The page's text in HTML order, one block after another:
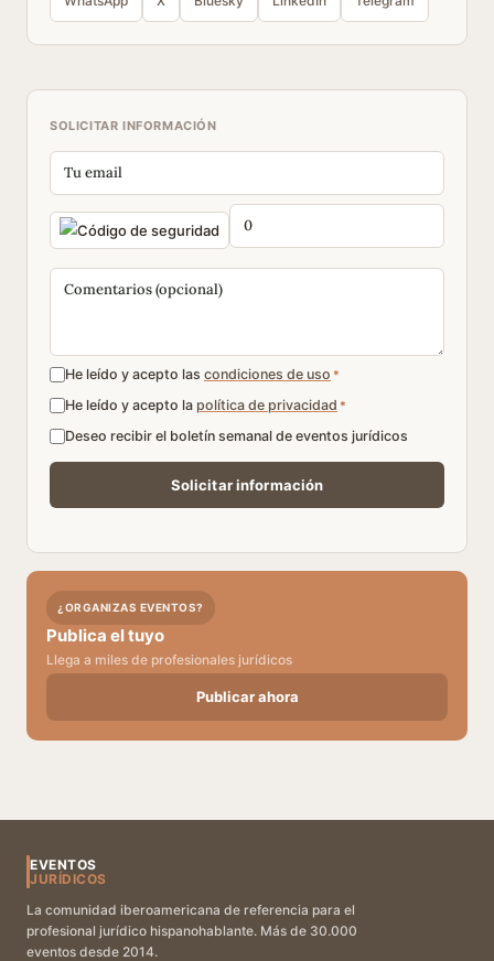
SOLICITAR INFORMACIÓN
He leído y acepto las condiciones de uso *
He leído y acepto la política de privacidad *
Deseo recibir el boletín semanal de eventos jurídicos
¿ORGANIZAS EVENTOS?
Publica el tuyo
Llega a miles de profesionales jurídicos
Publicar ahora
EVENTOS
JURÍDICOS
La comunidad iberoamericana de referencia para el
profesional jurídico hispanohablante. Más de 30.000
eventos desde 2014.